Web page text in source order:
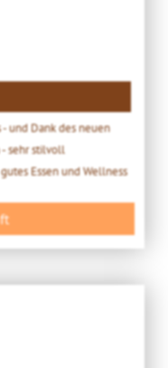
und Dank des neuen
sehr stilvoll
Essen und Wellness